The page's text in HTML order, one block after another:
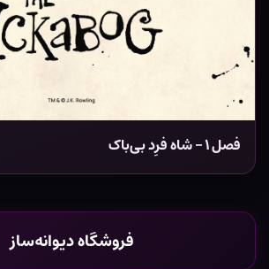
فصل ۱ – شاه فرِد بی‌باک
فروشگاه دیوانه‌ساز